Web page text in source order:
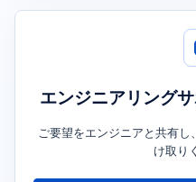
エンジニアリング
ご要望をエンジニアと共有
け取り